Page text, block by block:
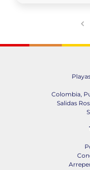
Colombia,
Salidas